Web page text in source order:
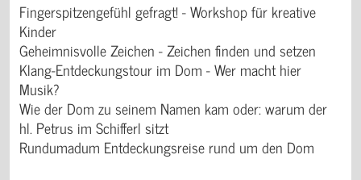
Fingerspitzengefühl gefragt! - Workshop für kreative
Kinder
Geheimnisvolle Zeichen - Zeichen finden und setzen
Klang-Entdeckungstour im Dom - Wer macht hier
Musik?
Wie der Dom zu seinem Namen kam oder: warum der
hl. Petrus im Schifferl sitzt
Rundumadum Entdeckungsreise rund um den Dom